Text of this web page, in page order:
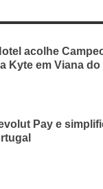
acolhe
Kyte em Viana
Pay e